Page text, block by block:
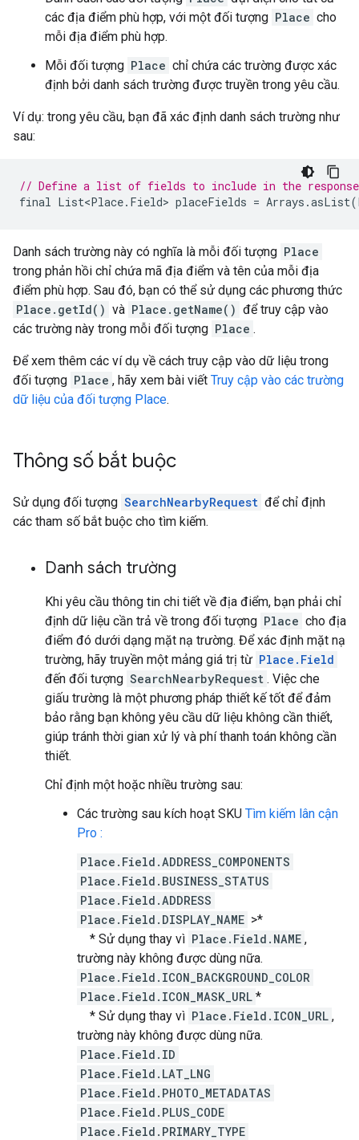
các địa điểm phù hợp, với một đối tượng Place cho
mỗi địa điểm phù hợp.
Mỗi đối tượng Place chỉ chứa các trường được xác
định bởi danh sách trường được truyền trong yêu cầu.
Ví dụ: trong yêu cầu, bạn đã xác định danh sách trường như
sau:
// Define a list of fields to include in the response
final List<Place. Field> placeFields = Arrays .asList(
Danh sách trường này có nghĩa là mỗi đối tượng Place
trong phản hồi chỉ chứa mã địa điểm và tên của mỗi địa
điểm phù hợp. Sau đó, bạn có thể sử dụng các phương thức
Place.getId() và Place.getName() để truy cập vào
các trường này trong mỗi đối tượng Place .
Để xem thêm các ví dụ về cách truy cập vào dữ liệu trong
đối tượng Place , hãy xem bài viết Truy cập vào các trường
dữ liệu của đối tượng Place.
Thông số bắt buộc
Sử dụng đối tượng SearchNearbyRequest để chỉ định
các tham số bắt buộc cho tìm kiếm.
Danh sách trường
Khi yêu cầu thông tin chi tiết về địa điểm, bạn phải chỉ
định dữ liệu cần trả về trong đối tượng Place cho địa
điểm đó dưới dạng mặt nạ trường. Để xác định mặt nạ
trường, hãy truyền một mảng giá trị từ Place.Field
đến đối tượng SearchNearbyRequest . Việc che
giấu trường là một phương pháp thiết kế tốt để đảm
bảo rằng bạn không yêu cầu dữ liệu không cần thiết,
giúp tránh thời gian xử lý và phí thanh toán không cần
thiết.
Chỉ định một hoặc nhiều trường sau:
Các trường sau kích hoạt SKU Tìm kiếm lân cận
Pro :
Place.Field.ADDRESS_COMPONENTS
Place.Field.BUSINESS_STATUS
Place.Field.ADDRESS
Place.Field.DISPLAY_NAME >*
* Sử dụng thay vì Place.Field.NAME ,
trường này không được dùng nữa.
Place.Field.ICON_BACKGROUND_COLOR
Place.Field.ICON_MASK_URL *
* Sử dụng thay vì Place.Field.ICON_URL ,
trường này không được dùng nữa.
Place.Field.ID
Place.Field.LAT_LNG
Place.Field.PHOTO_METADATAS
Place.Field.PLUS_CODE
Place.Field.PRIMARY_TYPE